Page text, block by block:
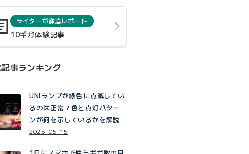
ライターが徹底レポート
10ギガ体験記事
事ランキング
UNIランプが緑色に点滅してい
るのは正常？色と点灯パター
ンが何を示しているかを解説
2025-05-15